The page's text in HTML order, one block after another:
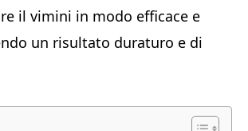
il vimini in modo efficace e
un risultato duraturo e di